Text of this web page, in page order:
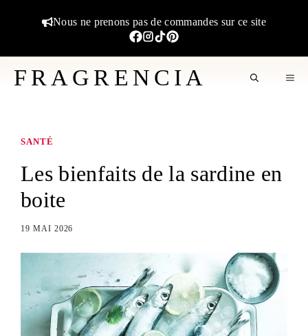
Nous ne prenons pas de commandes sur ce site
FRAGRENCIA
SANTÉ
Les bienfaits de la sardine en
boite
19 MAI 2026